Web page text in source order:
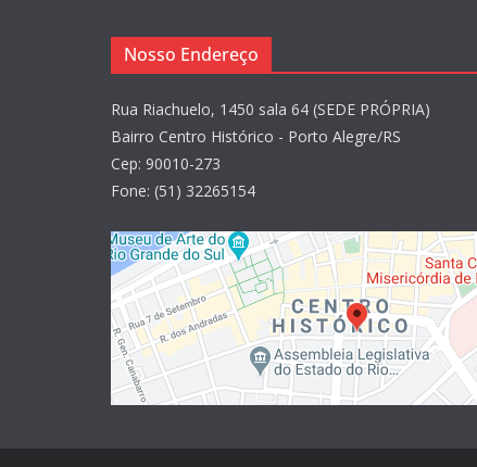
Nosso Endereço
Rua Riachuelo, 1450 sala 64 (SEDE PRÓPRIA)
Bairro Centro Histórico - Porto Alegre/RS
Cep: 90010-273
Fone: (51) 32265154